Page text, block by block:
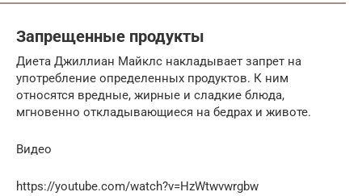
Запрещенные продукты
Диета Джиллиан Майклс накладывает запрет на
употребление определенных продуктов. К ним
относятся вредные, жирные и сладкие блюда,
мгновенно откладывающиеся на бедрах и животе.
Видео
https://youtube.com/watch?v=HzWtwvwrgbw